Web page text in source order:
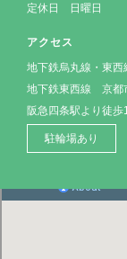
定休日 日曜日
アクセス
地下鉄烏丸線・東
地下鉄東西線 京都
阪急四条駅より徒歩
駐輪場あり